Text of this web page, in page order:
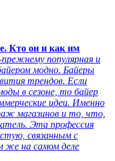
Кто он и как им
популярная и
модно. Байеры
трендов. Если
в сезоне, то байер
идеи. Именно
магазинов и то, что,
Эта профессия
связанным с
же на самом деле